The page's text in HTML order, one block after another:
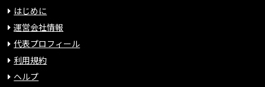
はじめに
運営会社情報
代表プロフィール
利用規約
ヘルプ